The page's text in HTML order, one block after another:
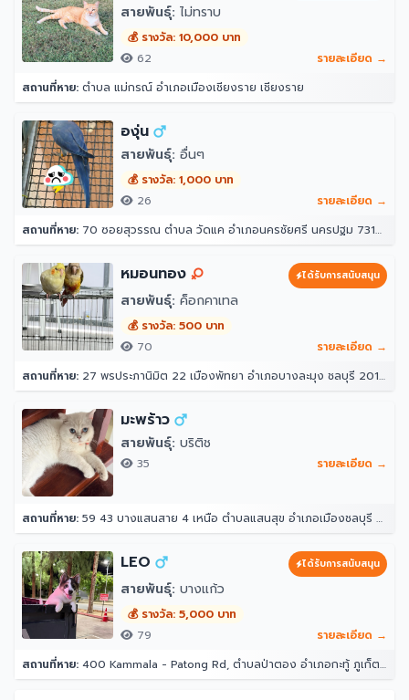
สายพันธุ์: ไม่ทราบ
💰 รางวัล: 10,000 บาท
62
รายละเอียด →
สถานที่หาย: ตำบล แม่กรณ์ อำเภอเมืองเชียงราย เชียงราย
องุ่น
สายพันธุ์: อื่นๆ
💰 รางวัล: 1,000 บาท
26
รายละเอียด →
สถานที่หาย: 70 ซอยสุวรรณ ตำบล วัดแค อำเภอนครชัยศรี นครปฐม 73120
หมอนทอง ได้รับการสนับสนุน
สายพันธุ์: ค็อกคาเทล
💰 รางวัล: 500 บาท
70
รายละเอียด →
สถานที่หาย: 27 พรประภานิมิต 22 เมืองพัทยา อำเภอบางละมุง ชลบุรี 20150
มะพร้าว
สายพันธุ์: บริติช
35 รายละเอียด →
สถานที่หาย: 59 43 บางแสนสาย 4 เหนือ ตำบลแสนสุข อำเภอเมืองชลบุรี ชลบุรี 20130
LEO ได้รับการสนับสนุน
สายพันธุ์: บางแก้ว
💰 รางวัล: 5,000 บาท
79
รายละเอียด →
สถานที่หาย: 400 Kammala - Patong Rd, ตำบลป่าตอง อำเภอกะทู้ ภูเก็ต 83150 โรงแรมอินโดจีนรีสอร์ท - ตาลิมารีสอร์ท